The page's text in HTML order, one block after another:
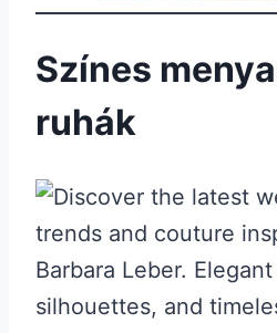
Színes
ruhák